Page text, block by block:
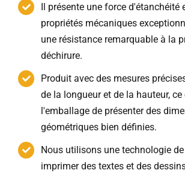
Il présente une force d'étanchéité
propriétés mécaniques
une résistance remarquable à la
déchirure.
Produit avec des mesures
de la longueur et de la hauteur,
l'emballage de présenter des
géométriques bien définies.
Nous utilisons une technologie
imprimer des textes et des